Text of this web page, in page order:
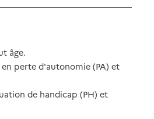
âge.
en perte d'autonomie (PA) et
de handicap (PH) et